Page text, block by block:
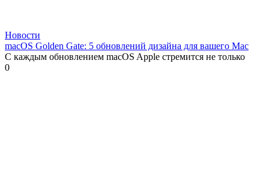
Новости
macOS Golden Gate: 5 обновлений дизайна для вашего Mac
С каждым обновлением macOS Apple стремится не только
0